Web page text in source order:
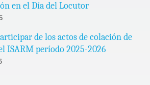
en el Día del Locutor
de los actos de colación de
ISARM período 2025-2026